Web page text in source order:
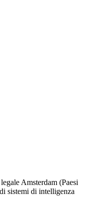
Amsterdam (Paesi
sistemi di intelligenza